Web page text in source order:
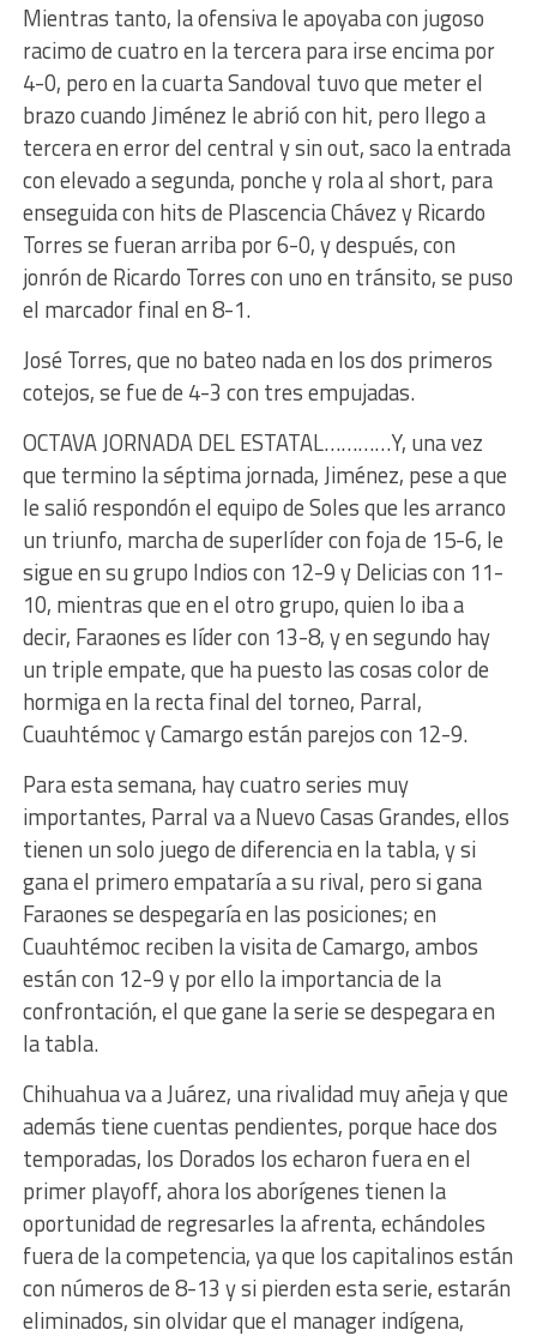
Mientras tanto, la ofensiva le apoyaba con jugoso
racimo de cuatro en la tercera para irse encima por
4-0, pero en la cuarta Sandoval tuvo que meter el
brazo cuando Jiménez le abrió con hit, pero llego a
tercera en error del central y sin out, saco la entrada
con elevado a segunda, ponche y rola al short, para
enseguida con hits de Plascencia Chávez y Ricardo
Torres se fueran arriba por 6-0, y después, con
jonrón de Ricardo Torres con uno en tránsito, se puso
el marcador final en 8-1.
José Torres, que no bateo nada en los dos primeros
cotejos, se fue de 4-3 con tres empujadas.
OCTAVA JORNADA DEL ESTATAL…………Y, una vez
que termino la séptima jornada, Jiménez, pese a que
le salió respondón el equipo de Soles que les arranco
un triunfo, marcha de superlíder con foja de 15-6, le
sigue en su grupo Indios con 12-9 y Delicias con 11-
10, mientras que en el otro grupo, quien lo iba a
decir, Faraones es líder con 13-8, y en segundo hay
un triple empate, que ha puesto las cosas color de
hormiga en la recta final del torneo, Parral,
Cuauhtémoc y Camargo están parejos con 12-9.
Para esta semana, hay cuatro series muy
importantes, Parral va a Nuevo Casas Grandes, ellos
tienen un solo juego de diferencia en la tabla, y si
gana el primero empataría a su rival, pero si gana
Faraones se despegaría en las posiciones; en
Cuauhtémoc reciben la visita de Camargo, ambos
están con 12-9 y por ello la importancia de la
confrontación, el que gane la serie se despegara en
la tabla.
Chihuahua va a Juárez, una rivalidad muy añeja y que
además tiene cuentas pendientes, porque hace dos
temporadas, los Dorados los echaron fuera en el
primer playoff, ahora los aborígenes tienen la
oportunidad de regresarles la afrenta, echándoles
fuera de la competencia, ya que los capitalinos están
con números de 8-13 y si pierden esta serie, estarán
eliminados, sin olvidar que el manager indígena,